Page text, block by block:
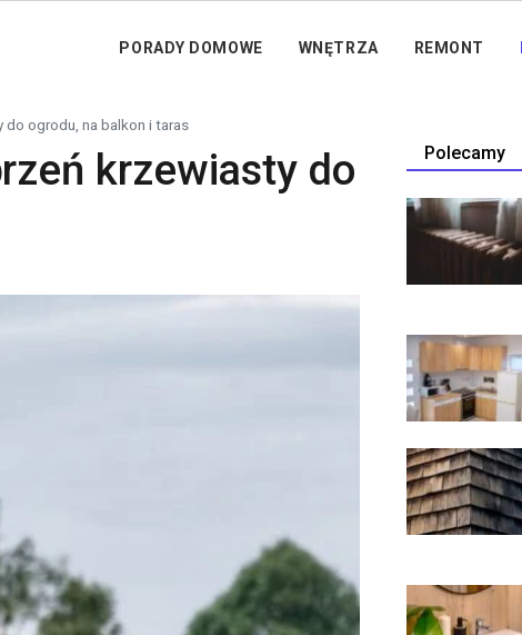
PORADY DOMOWE WNĘTRZA REMONT
do ogrodu, na balkon i taras
krzewiasty do
Polecamy